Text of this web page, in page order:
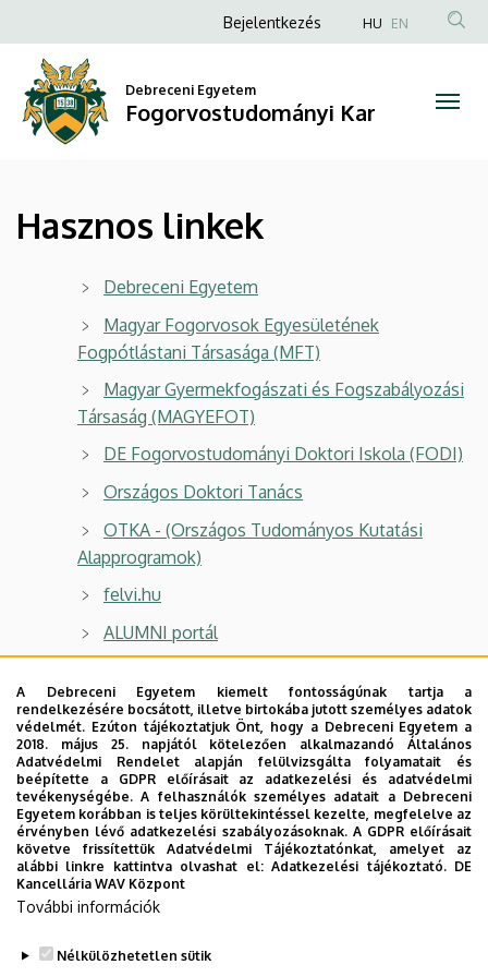
linkek
Fogorvostudományi
a
tartalomra
Anonim
fiók
menüje
Bejelentkezés HU EN
Debreceni Egyetem
Fogorvostudományi Kar
Hasznos linkek
Debreceni Egyetem
Magyar Fogorvosok Egyesületének
Fogpótlástani Társasága (MFT)
Magyar Gyermekfogászati és Fogszabályozási
Társaság (MAGYEFOT)
DE Fogorvostudományi Doktori Iskola (FODI)
Országos Doktori Tanács
OTKA - (Országos Tudományos Kutatási
Alapprogramok)
felvi.hu
ALUMNI portál
Debreceni Egyetem Hallgatói Önkormányzata
DE Mentálhigiénés és Esélyegyenlőségi
Központja (DEMEK)
NEPTUN
Kenézy Könyvtár
Eduroam WIFI
A Debreceni Egyetem kiemelt fontosságúnak tartja a
rendelkezésére bocsátott, illetve birtokába jutott személyes adatok
védelmét. Ezúton tájékoztatjuk Önt, hogy a Debreceni Egyetem a
2018. május 25. napjától kötelezően alkalmazandó Általános
Adatvédelmi Rendelet alapján felülvizsgálta folyamatait és
beépítette a GDPR előírásait az adatkezelési és adatvédelmi
tevékenységébe. A felhasználók személyes adatait a Debreceni
Egyetem korábban is teljes körültekintéssel kezelte, megfelelve az
érvényben lévő adatkezelési szabályozásoknak. A GDPR előírásait
követve frissítettük Adatvédelmi Tájékoztatónkat, amelyet az
alábbi linkre kattintva olvashat el:Adatkezelési tájékoztató. DE
Kancellária WAV Központ
További információk
Nélkülözhetetlen sütik